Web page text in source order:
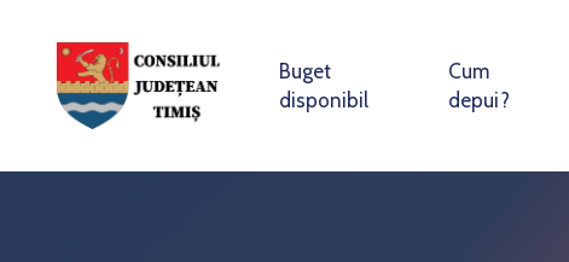
Buget
disponibil
Cum
depui?